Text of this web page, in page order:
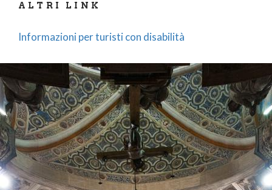
ALTRI LINK
Informazioni per turisti con disabilità